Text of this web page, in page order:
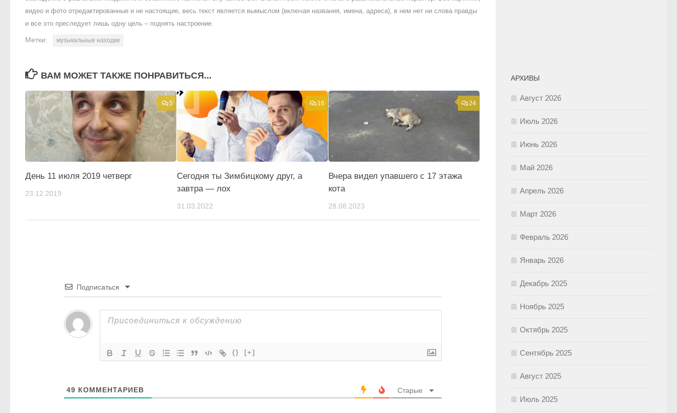
видео и фото отредактированные и не настоящие, весь текст является вымыслом (включая названия, имена, адреса), в нем нет ни слова правды
и все это преследует лишь одну цель – поднять настроение.
Метки: музыкальные находки
ВАМ МОЖЕТ ТАКЖЕ ПОНРАВИТЬСЯ...
5
День 11 июля 2019 четверг
23.12.2019
16
Сегодня ты Зимбицкому друг, а
завтра — лох
31.03.2022
24
Вчера видел упавшего с 17 этажа
кота
28.08.2023
Подписаться
{} [+]
49 КОММЕНТАРИЕВ Старые
АРХИВЫ
Август 2026
Июль 2026
Июнь 2026
Май 2026
Апрель 2026
Март 2026
Февраль 2026
Январь 2026
Декабрь 2025
Ноябрь 2025
Октябрь 2025
Сентябрь 2025
Август 2025
Июль 2025